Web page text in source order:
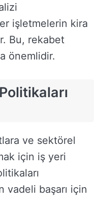
işletmelerin kira
Bu, rekabet
önemlidir.
ve sektörel
için iş yeri
vadeli başarı için